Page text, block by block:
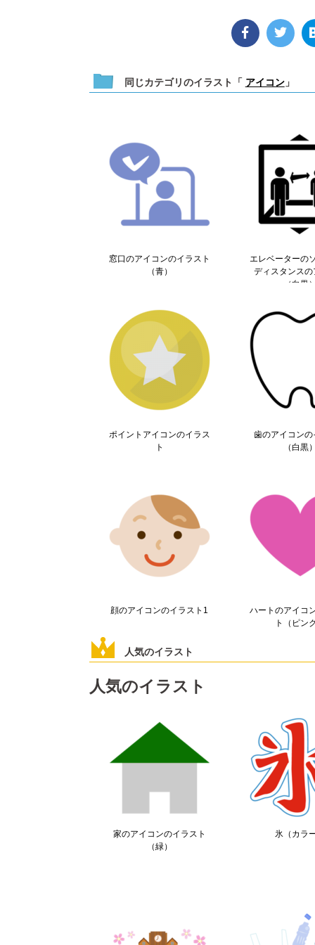
同じカテゴリのイラスト「 アイコン」
窓口のアイコンのイラスト
（青）
エレベーターの
ディスタンスの
（白黒
ポイントアイコンのイラス
ト
歯のアイコンの
（白黒
顔のアイコンのイラスト1
ハートのアイコ
ト（ピン
人気のイラスト
人気のイラスト
家のアイコンのイラスト
（緑）
氷（カラ